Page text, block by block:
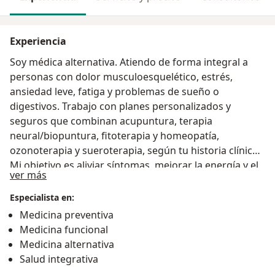
Experiencia
Soy médica alternativa. Atiendo de forma integral a
personas con dolor musculoesquelético, estrés,
ansiedad leve, fatiga y problemas de sueño o
digestivos. Trabajo con planes personalizados y
seguros que combinan acupuntura, terapia
neural/biopuntura, fitoterapia y homeopatía,
ozonoterapia y sueroterapia, según tu historia clínica.
Mi objetivo es aliviar síntomas, mejorar la energía y el
descanso, y acompañarte con pautas simples de
hábitos para una mejor calidad de vida
ver más
Especialista en:
Medicina preventiva
Medicina funcional
Medicina alternativa
Salud integrativa